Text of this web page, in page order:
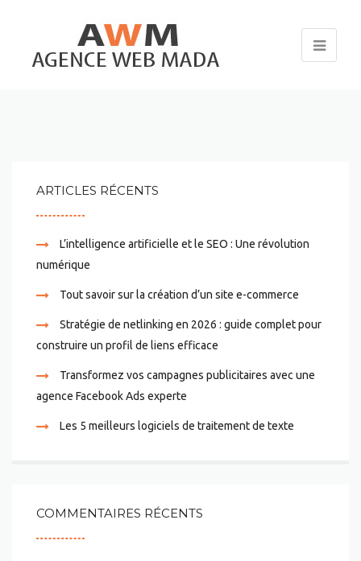
ARTICLES RÉCENTS
L’intelligence artificielle et le SEO : Une révolution
numérique
Tout savoir sur la création d’un site e-commerce
Stratégie de netlinking en 2026 : guide complet pour
construire un profil de liens efficace
Transformez vos campagnes publicitaires avec une
agence Facebook Ads experte
Les 5 meilleurs logiciels de traitement de texte
COMMENTAIRES RÉCENTS